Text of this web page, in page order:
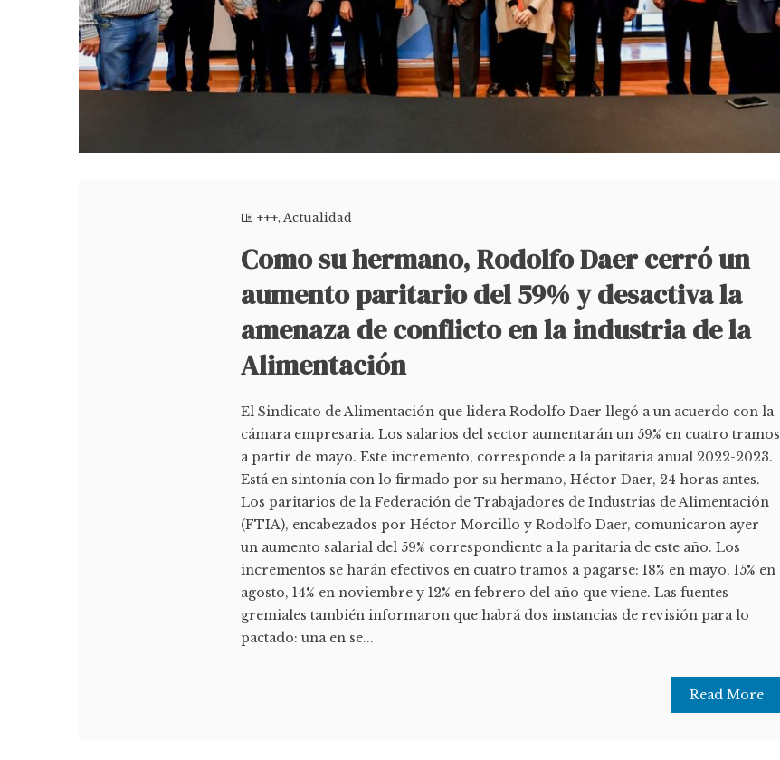
+++,Actualidad
Como su hermano, Rodolfo Daer cerró un
aumento paritario del 59% y desactiva la
amenaza de conflicto en la industria de la
Alimentación
El Sindicato de Alimentación que lidera Rodolfo Daer llegó a un acuerdo con la
cámara empresaria. Los salarios del sector aumentarán un 59% en cuatro tramos
a partir de mayo. Este incremento, corresponde a la paritaria anual 2022-2023.
Está en sintonía con lo firmado por su hermano, Héctor Daer, 24 horas antes.
Los paritarios de la Federación de Trabajadores de Industrias de Alimentación
(FTIA), encabezados por Héctor Morcillo y Rodolfo Daer, comunicaron ayer
un aumento salarial del 59% correspondiente a la paritaria de este año. Los
incrementos se harán efectivos en cuatro tramos a pagarse: 18% en mayo, 15% en
agosto, 14% en noviembre y 12% en febrero del año que viene. Las fuentes
gremiales también informaron que habrá dos instancias de revisión para lo
pactado: una en se...
Read More